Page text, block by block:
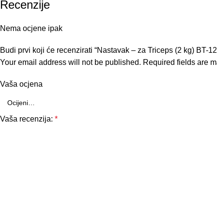
Recenzije
Nema ocjene ipak
Budi prvi koji će recenzirati “Nastavak – za Triceps (2 kg) BT-
Your email address will not be published. Required fields are
Vaša ocjena
Vaša recenzija: *